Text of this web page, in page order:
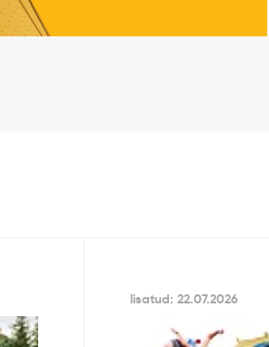
lisatud: 22.07.2026